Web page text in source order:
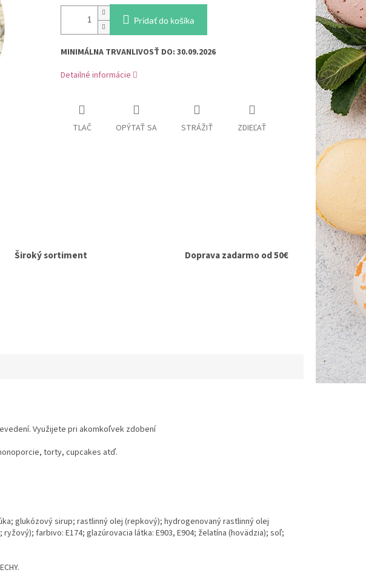
Pridať do košíka
MINIMÁLNA TRVANLIVOSŤ DO: 30.09.2026
Detailné informácie
TLAČ OPÝTAŤ SA STRÁŽIŤ ZDIEĽAŤ
Široký sortiment Doprava zadarmo od 50€
Využijete pri akomkoľvek zdobení
torty, cupcakes atď.
glukózový sirup; rastlinný olej (repkový); hydrogenovaný rastlinný olej
farbivo: E174; glazúrovacia látka: E903, E904; želatína (hovädzia); soľ;